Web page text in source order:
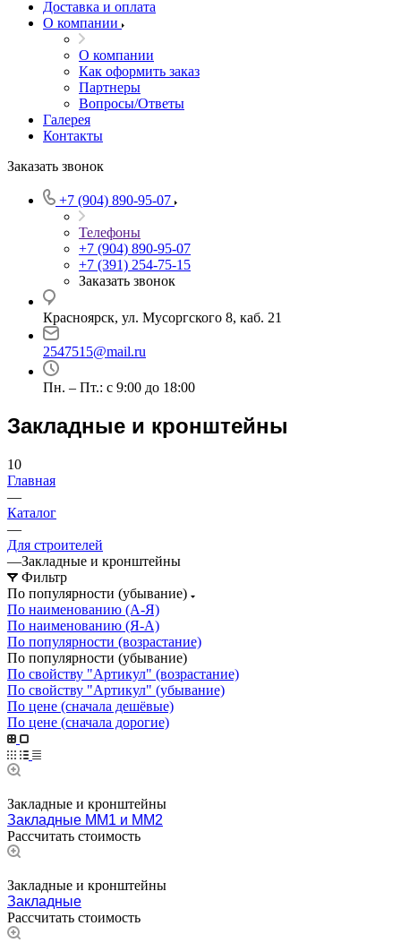
Доставка и оплата
О компании
О компании
Как оформить заказ
Партнеры
Вопросы/Ответы
Галерея
Контакты
Заказать звонок
+7 (904) 890-95-07
Телефоны
+7 (904) 890-95-07
+7 (391) 254-75-15
Заказать звонок
Красноярск, ул. Мусоргского 8, каб. 21
2547515@mail.ru
Пн. – Пт.: с 9:00 до 18:00
Закладные и кронштейны
10
Главная
—
Каталог
—
Для строителей
—Закладные и кронштейны
Фильтр
По популярности (убывание)
По наименованию (А-Я)
По наименованию (Я-А)
По популярности (возрастание)
По популярности (убывание)
По свойству "Артикул" (возрастание)
По свойству "Артикул" (убывание)
По цене (сначала дешёвые)
По цене (сначала дорогие)
Закладные и кронштейны
Закладные ММ1 и ММ2
Рассчитать стоимость
Закладные и кронштейны
Закладные
Рассчитать стоимость